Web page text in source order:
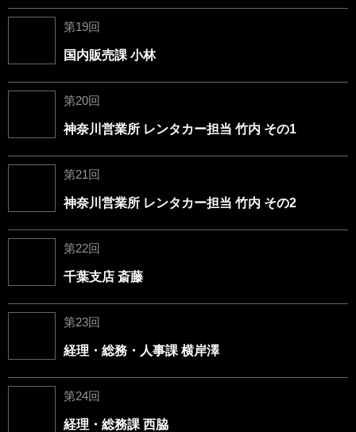
第19回
国内販売課 小林
第20回
神奈川営業所 レンタカー担当 竹内 その1
第21回
神奈川営業所 レンタカー担当 竹内 その2
第22回
千葉支店 斎藤
第23回
経理・総務・人事課 横岸澤
第24回
経理・総務課 西脇